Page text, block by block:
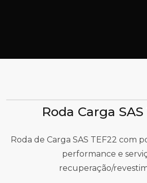
Roda Carga SAS
Roda de Carga SAS TEF22 com
performance e
recuperação/